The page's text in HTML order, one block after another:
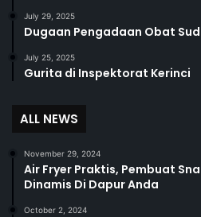
July 29, 2025
Dugaan Pengadaan Obat
July 25, 2025
Gurita di Inspektorat Kerinci
ALL NEWS
November 29, 2024
Air Fryer Praktis, Pembuat
Dinamis Di Dapur Anda
October 2, 2024